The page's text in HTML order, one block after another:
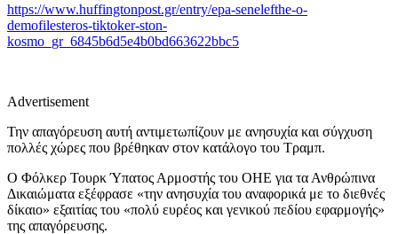
https://www.huffingtonpost.gr/entry/epa-senelefthe-o-
demofilesteros-tiktoker-ston-
kosmo_gr_6845b6d5e4b0bd663622bbc5
Advertisement
Την απαγόρευση αυτή αντιμετωπίζουν με ανησυχία και σύγχυση
πολλές χώρες που βρέθηκαν στον κατάλογο του Τραμπ.
Ο Φόλκερ Τουρκ Ύπατος Αρμοστής του ΟΗΕ για τα Ανθρώπινα
Δικαιώματα εξέφρασε «την ανησυχία του αναφορικά με το διεθνές
δίκαιο» εξαιτίας του «πολύ ευρέος και γενικού πεδίου εφαρμογής»
της απαγόρευσης.